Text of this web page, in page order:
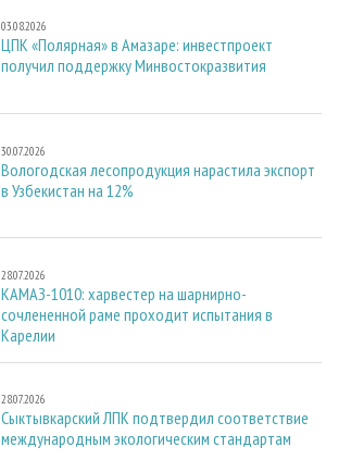
03.08.2026
ЦПК «Полярная» в Амазаре: инвестпроект
получил поддержку Минвостокразвития
30.07.2026
Вологодская лесопродукция нарастила экспорт
в Узбекистан на 12%
28.07.2026
КАМАЗ-1010: харвестер на шарнирно-
сочлененной раме проходит испытания в
Карелии
28.07.2026
Сыктывкарский ЛПК подтвердил соответствие
международным экологическим стандартам